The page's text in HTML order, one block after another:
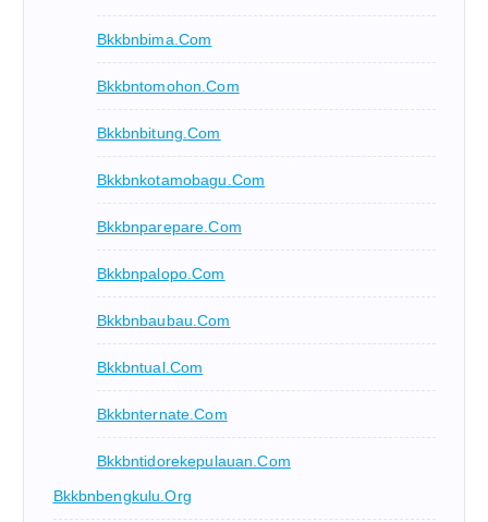
Bkkbnbima.com
Bkkbntomohon.com
Bkkbnbitung.com
Bkkbnkotamobagu.com
Bkkbnparepare.com
Bkkbnpalopo.com
Bkkbnbaubau.com
Bkkbntual.com
Bkkbnternate.com
Bkkbntidorekepulauan.com
Bkkbnbengkulu.org